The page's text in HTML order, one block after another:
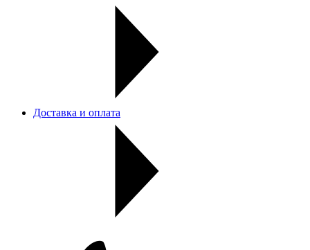
Доставка и оплата